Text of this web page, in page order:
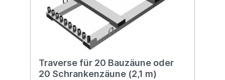
Traverse für 20 Bauzäune oder
20 Schrankenzäune (2,1 m)